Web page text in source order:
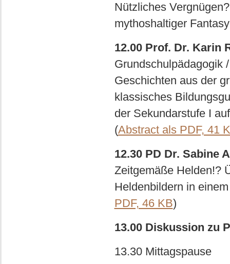
Nützliches
mythoshaltiger
12.00 Prof. Dr. Karin
Grundschulpädagogik
Geschichten aus der
klassisches
der Sekundarstufe I
(Abstract als PDF, 41
12.30 PD Dr. Sabine
Zeitgemäße Helden!?
Heldenbildern in
PDF, 46 KB)
13.00 Diskussion zu
13.30 Mittagspause